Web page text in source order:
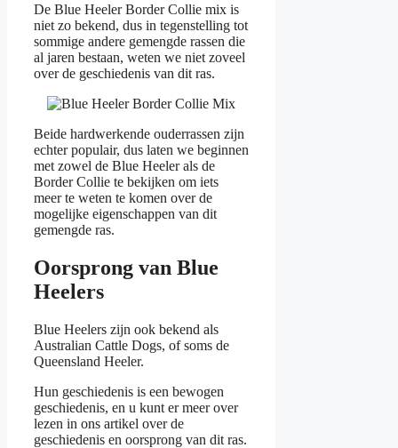
De Blue Heeler Border Collie mix is
niet zo bekend, dus in tegenstelling tot
sommige andere gemengde rassen die
al jaren bestaan, weten we niet zoveel
over de geschiedenis van dit ras.
Beide hardwerkende ouderrassen zijn
echter populair, dus laten we beginnen
met zowel de Blue Heeler als de
Border Collie te bekijken om iets
meer te weten te komen over de
mogelijke eigenschappen van dit
gemengde ras.
Oorsprong van Blue
Heelers
Blue Heelers zijn ook bekend als
Australian Cattle Dogs, of soms de
Queensland Heeler.
Hun geschiedenis is een bewogen
geschiedenis, en u kunt er meer over
lezen in ons artikel over de
geschiedenis en oorsprong van dit ras.